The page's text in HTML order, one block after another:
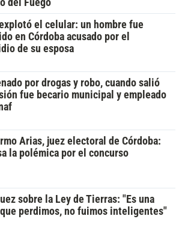
del Fuego
el celular: un hombre fue
en Córdoba acusado por el
de su esposa
por drogas y robo, cuando salió
fue becario municipal y empleado
Arias, juez electoral de Córdoba:
la polémica por el concurso
sobre la Ley de Tierras: "Es una
perdimos, no fuimos inteligentes"